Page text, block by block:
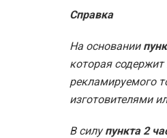
Справка
На основании
которая
рекламируемого
изготовителями
В силупункта 2